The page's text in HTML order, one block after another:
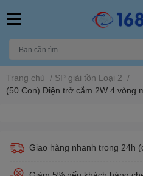
Trang chủ / SP giải tồn Loại 2 /
(50 Con) Điện trở cắm 2W 4 vòng
Giao hàng nhanh trong 24h